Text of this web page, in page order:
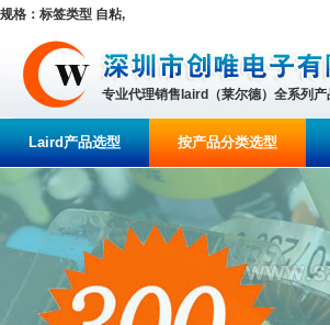
规格：标签类型 自粘,
专业代理销售laird（莱尔德）全系列
Laird产品选型 按产品分类选型